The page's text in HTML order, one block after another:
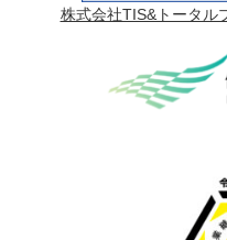
株式会社TIS&トータ